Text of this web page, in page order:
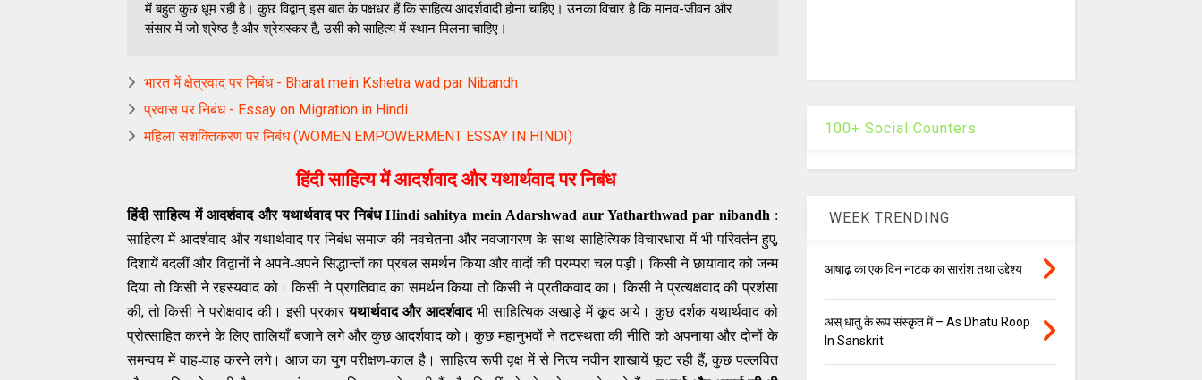
में बहुत कुछ धूम रही है। कुछ विद्वान् इस बात के पक्षधर हैं कि साहित्य आदर्शवादी होना चाहिए। उनका विचार है कि मानव-जीवन और
संसार में जो श्रेष्ठ है और श्रेयस्कर है, उसी को साहित्य में स्थान मिलना चाहिए।
भारत में क्षेत्रवाद पर निबंध - Bharat mein Kshetra wad par Nibandh
प्रवास पर निबंध - Essay on Migration in Hindi
महिला सशक्तिकरण पर निबंध (WOMEN EMPOWERMENT ESSAY IN HINDI)
हिंदी साहित्य में आदर्शवाद और यथार्थवाद पर निबंध
हिंदीसाहित्य में आदर्शवाद और यथार्थवाद पर निबंध Hindi sahitya mein Adarshwad aur Yatharthwad par nibandh :
साहित्य में आदर्शवाद और यथार्थवाद पर निबंध समाज की नवचेतना और नवजागरण के साथ साहित्यिक विचारधारा में भी परिवर्तन हुए,
दिशायें बदलीं और विद्वानों ने अपने-अपने सिद्धान्तों का प्रबल समर्थन किया और वादों की परम्परा चल पड़ी। किसी ने छायावाद को जन्म
दिया तो किसी ने रहस्यवाद को। किसी ने प्रगतिवाद का समर्थन किया तो किसी ने प्रतीकवाद का। किसी ने प्रत्यक्षवाद की प्रशंसा
की,तो किसी ने परोक्षवाद की। इसी प्रकारयथार्थवाद और आदर्शवादभी साहित्यिक अखाड़े में कूद आये। कुछ दर्शक यथार्थवाद को
प्रोत्साहित करने के लिए तालियाँ बजाने लगे और कुछ आदर्शवाद को। कुछ महानुभवों ने तटस्थता की नीति को अपनाया और दोनों के
समन्वय में वाह-वाह करने लगे। आज का युग परीक्षण-काल है। साहित्य रूपी वृक्ष में से नित्य नवीन शाखायें फूट रही हैं,कुछ पल्लवित
100+ Social Counters
WEEK TRENDING
आषाढ़ का एक दिन नाटक का सारांश तथा उद्देश्य
अस् धातु के रूप संस्कृत में – As Dhatu Roop
In Sanskrit